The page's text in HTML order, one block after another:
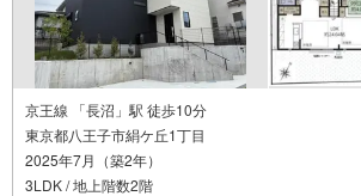
京王線 「長沼」駅 徒歩10分
東京都八王子市絹ケ丘1丁目
2025年7月（築2年）
3LDK / 地上階数2階